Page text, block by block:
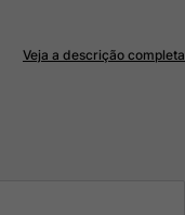
Veja a descrição completa